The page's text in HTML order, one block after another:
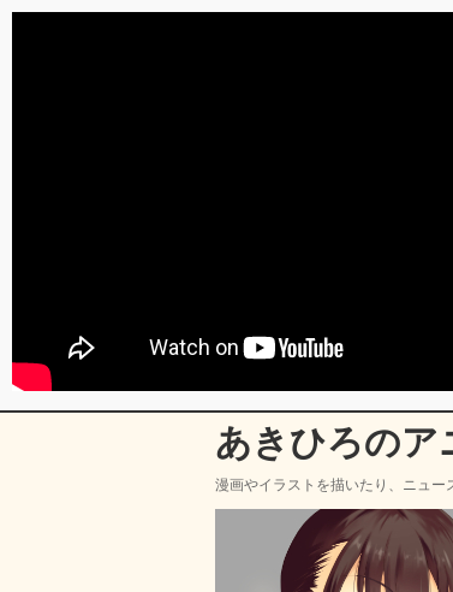
あきひろのア
漫画やイラストを描いたり、ニュ